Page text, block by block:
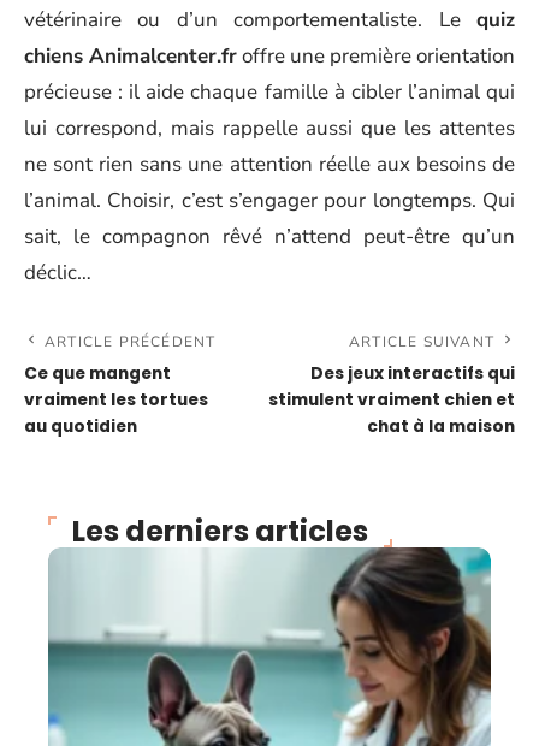
vétérinaire ou d’un comportementaliste. Le quiz
chiens Animalcenter.froffre une première orientation
précieuse : il aide chaque famille à cibler l’animal qui
lui correspond, mais rappelle aussi que les attentes
ne sont rien sans une attention réelle aux besoins de
l’animal. Choisir, c’est s’engager pour longtemps. Qui
sait, le compagnon rêvé n’attend peut-être qu’un
déclic…
ARTICLE PRÉCÉDENT
Ce que mangent
vraiment les tortues
au quotidien
ARTICLE SUIVANT
Des jeux interactifs qui
stimulent vraiment chien et
chat à la maison
Les derniers articles